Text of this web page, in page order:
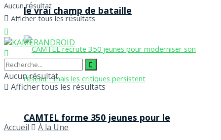
le vrai champ de bataille
CAMTEL forme 350 jeunes pour le
Aucun résultat
Afficher tous les résultats
Aucun résultat
Afficher tous les résultats
Accueil À la Une